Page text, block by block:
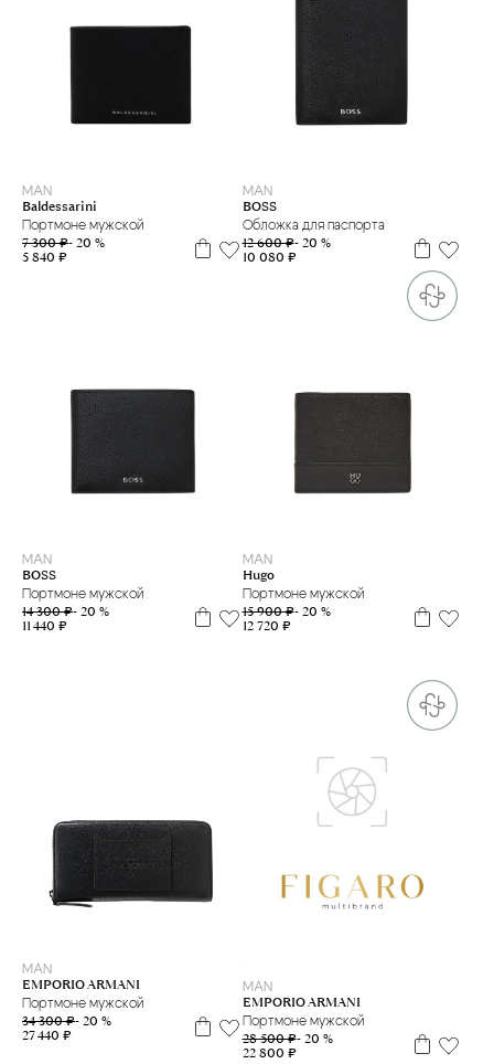
MAN
Baldessarini
Портмоне мужской
7 300 ₽- 20 %
5 840 ₽
MAN
BOSS
Обложка для паспорта
12 600 ₽- 20 %
10 080 ₽
MAN
BOSS
Портмоне мужской
14 300 ₽- 20 %
11 440 ₽
MAN
Hugo
Портмоне мужской
15 900 ₽- 20 %
12 720 ₽
MAN
EMPORIO ARMANI
Портмоне мужской
34 300 ₽- 20 %
27 440 ₽
MAN
EMPORIO ARMANI
Портмоне мужской
28 500 ₽- 20 %
22 800 ₽